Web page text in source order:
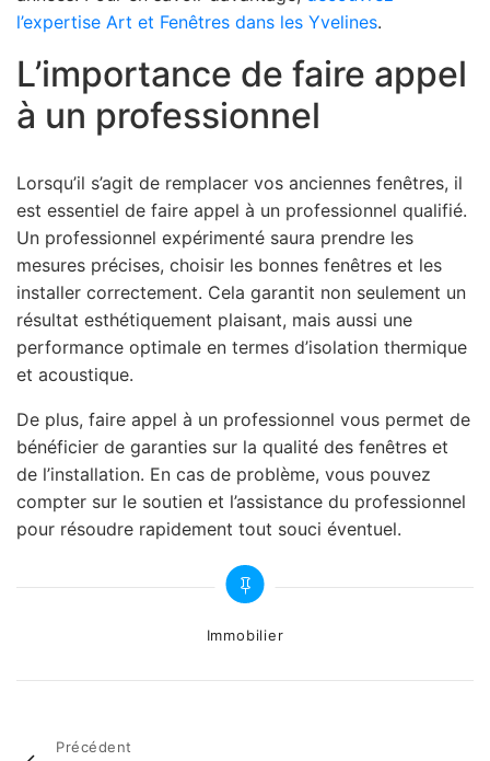
l’expertise Art et Fenêtres dans les Yvelines.
L’importance de faire appel
à un professionnel
Lorsqu’il s’agit de remplacer vos anciennes fenêtres, il
est essentiel de faire appel à un professionnel qualifié.
Un professionnel expérimenté saura prendre les
mesures précises, choisir les bonnes fenêtres et les
installer correctement. Cela garantit non seulement un
résultat esthétiquement plaisant, mais aussi une
performance optimale en termes d’isolation thermique
et acoustique.
De plus, faire appel à un professionnel vous permet de
bénéficier de garanties sur la qualité des fenêtres et
de l’installation. En cas de problème, vous pouvez
compter sur le soutien et l’assistance du professionnel
pour résoudre rapidement tout souci éventuel.
Categories
Immobilier
Précédent